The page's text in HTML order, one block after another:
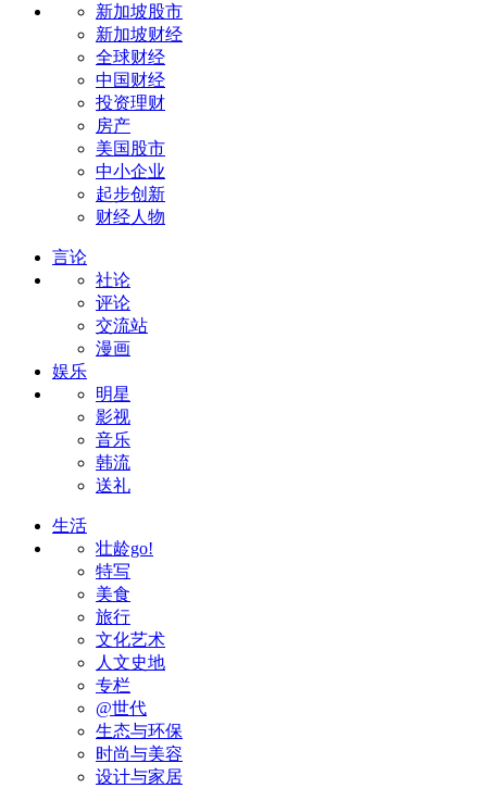
新加坡股市
新加坡财经
全球财经
中国财经
投资理财
房产
美国股市
中小企业
起步创新
财经人物
言论
社论
评论
交流站
漫画
娱乐
明星
影视
音乐
韩流
送礼
生活
壮龄go!
特写
美食
旅行
文化艺术
人文史地
专栏
@世代
生态与环保
时尚与美容
设计与家居